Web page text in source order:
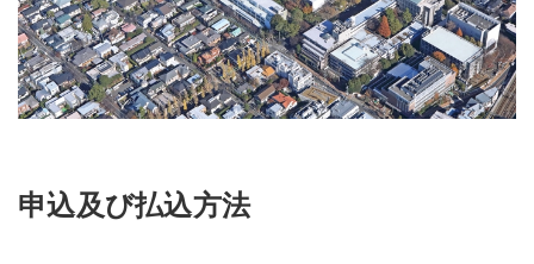
申込及び払込方法